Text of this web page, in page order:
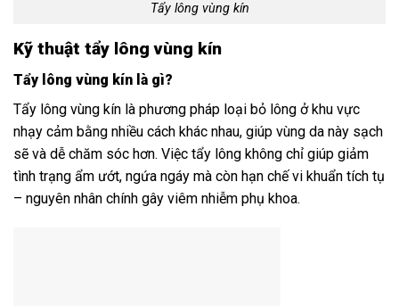
Tẩy lông vùng kín
Kỹ thuật tẩy lông vùng kín
Tẩy lông vùng kín là gì?
Tẩy lông vùng kín là phương pháp loại bỏ lông ở khu vực
nhạy cảm bằng nhiều cách khác nhau, giúp vùng da này sạch
sẽ và dễ chăm sóc hơn. Việc tẩy lông không chỉ giúp giảm
tình trạng ẩm ướt, ngứa ngáy mà còn hạn chế vi khuẩn tích tụ
– nguyên nhân chính gây viêm nhiễm phụ khoa.